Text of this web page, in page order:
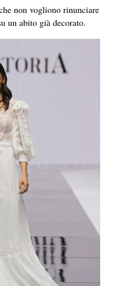
non vogliono rinunciare
un abito già decorato.